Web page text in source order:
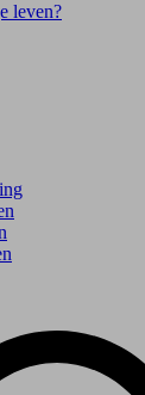
leven?